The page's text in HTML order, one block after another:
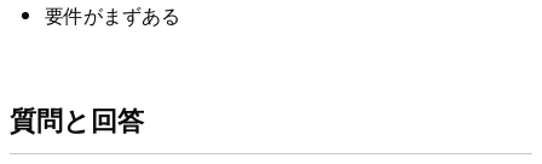
要件がまずある
質問と回答